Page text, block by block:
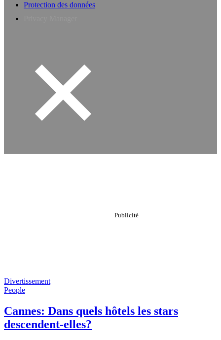
Protection des données
Divertissement
People
Cannes: Dans quels hôtels les stars
descendent-elles?